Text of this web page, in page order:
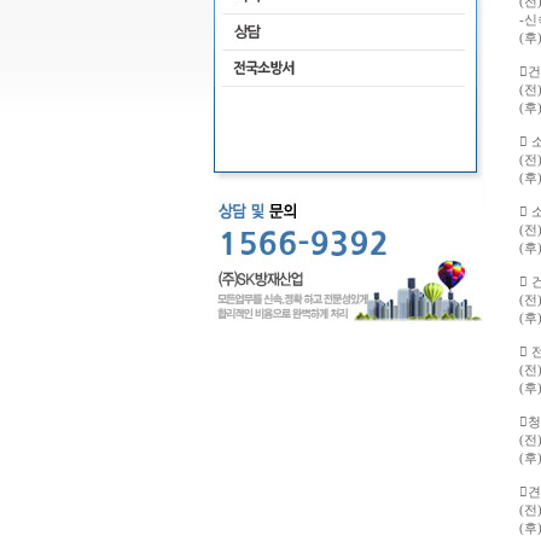
-신
(후
󰊲
(전
(후
󰊳
(전
(후
󰊴
(전
(후
󰊵
(전
(후
󰊶
(전
(후
󰊷
(전
(후
󰊸
(전
(후